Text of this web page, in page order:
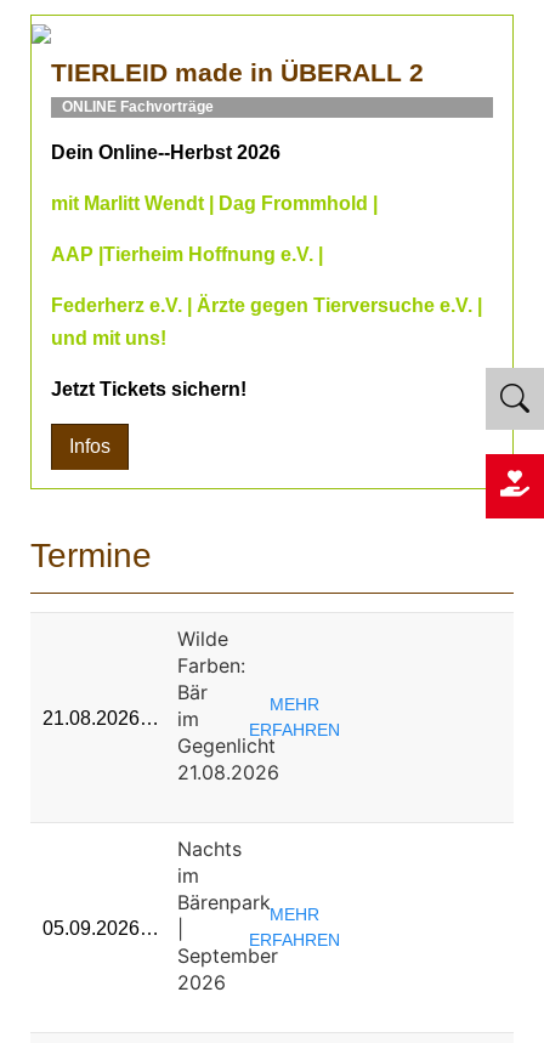
TIERLEID made in ÜBERALL 2
ONLINE Fachvorträge
Dein Online--Herbst 2026
mit Marlitt Wendt | Dag Frommhold |
AAP |Tierheim Hoffnung e.V. |
Federherz e.V. | Ärzte gegen Tierversuche e.V. |
und mit uns!
Jetzt Tickets sichern!
Infos
Termine
21.08.2026…
Wilde
Farben:
Bär
im
Gegenlicht
21.08.2026
MEHR
ERFAHREN
05.09.2026…
Nachts
im
Bärenpark
September
2026
MEHR
ERFAHREN